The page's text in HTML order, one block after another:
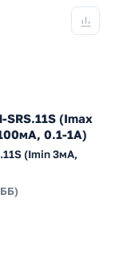
SRS.11S (Imax
0.1-1А)
(Imin 3мА,